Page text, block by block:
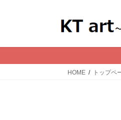
へ
ョ
HOME トップペ